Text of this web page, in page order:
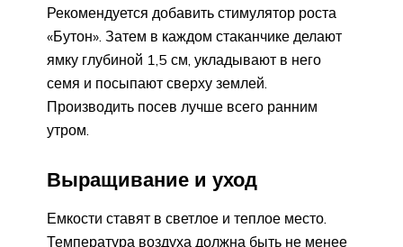
Рекомендуется добавить стимулятор роста
«Бутон». Затем в каждом стаканчике делают
ямку глубиной 1,5 см, укладывают в него
семя и посыпают сверху землей.
Производить посев лучше всего ранним
утром.
Выращивание и уход
Емкости ставят в светлое и теплое место.
Температура воздуха должна быть не менее